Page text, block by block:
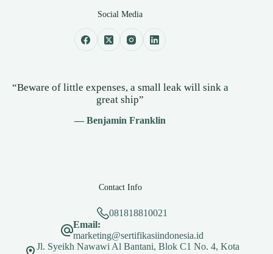
Social Media
“Beware of little expenses, a small leak will sink a
great ship”
— Benjamin Franklin
Contact Info
081818810021
Email:
marketing@sertifikasiindonesia.id
Jl. Syeikh Nawawi Al Bantani, Blok C1 No. 4, Kota